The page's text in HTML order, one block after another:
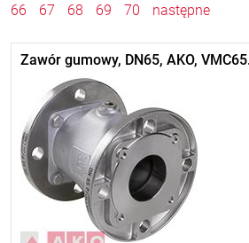
66
67 68 69 70 następne
Zawór gumowy, DN65, AKO,